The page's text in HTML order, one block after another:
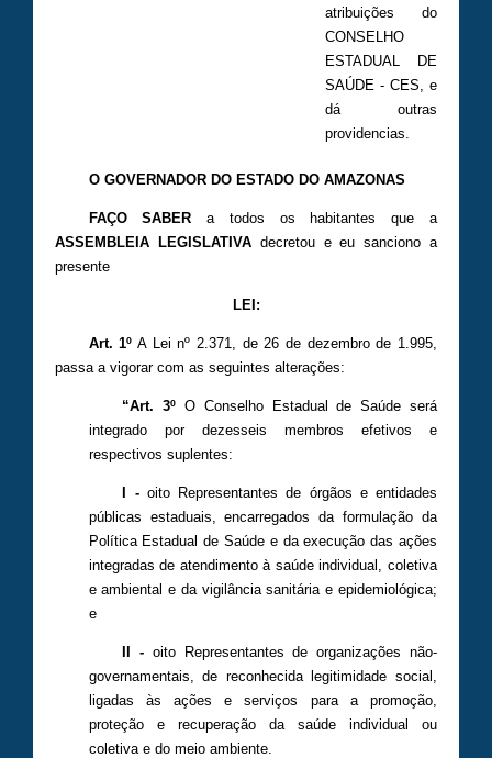
atribuições do
CONSELHO
ESTADUAL DE
SAÚDE - CES, e
dá outras
providencias.
O GOVERNADOR DO ESTADO DO AMAZONAS
FAÇO SABER a todos os habitantes que a
ASSEMBLEIA LEGISLATIVAdecretou e eu sanciono a
presente
LEI:
Art. 1º A Lei nº 2.371, de 26 de dezembro de 1.995,
passa a vigorar com as seguintes alterações:
“Art. 3º O Conselho Estadual de Saúde será
integrado por dezesseis membros efetivos e
respectivos suplentes:
I -oito Representantes de órgãos e entidades
públicas estaduais, encarregados da formulação da
Política Estadual de Saúde e da execução das ações
integradas de atendimento à saúde individual, coletiva
e ambiental e da vigilância sanitária e epidemiológica;
e
II - oito Representantes de organizações não-
governamentais, de reconhecida legitimidade social,
ligadas às ações e serviços para a promoção,
proteção e recuperação da saúde individual ou
coletiva e do meio ambiente.